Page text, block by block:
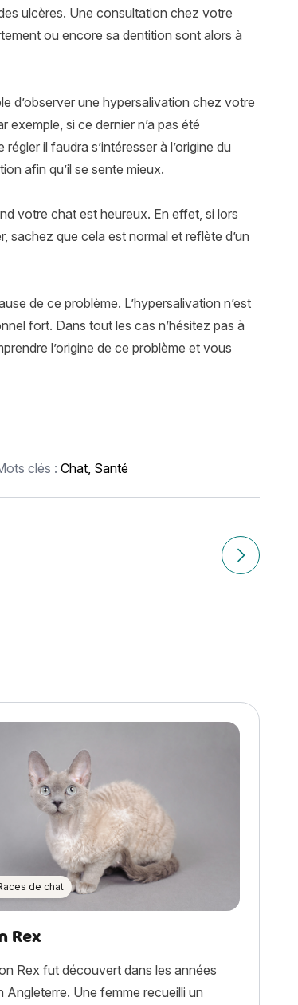
ulcères. Une consultation chez votre
ou encore sa dentition sont alors à
d’observer une hypersalivation chez votre
exemple, si ce dernier n’a pas été
il faudra s’intéresser à l’origine du
afin qu’il se sente mieux.
votre chat est heureux. En effet, si lors
sachez que cela est normal et reflète d’un
de ce problème. L’hypersalivation n’est
fort. Dans tout les cas n’hésitez pas à
l’origine de ce problème et vous
clés : Chat, Santé
Article
de chat
Rex
Rex fut découvert dans les années
Angleterre. Une femme recueilli un